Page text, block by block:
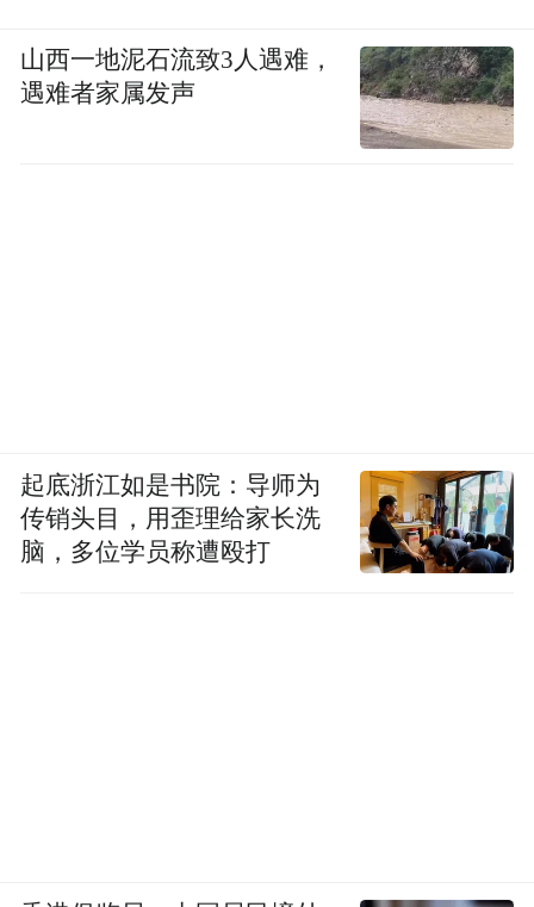
山西一地泥石流致3人遇难，
遇难者家属发声
起底浙江如是书院：导师为
传销头目，用歪理给家长洗
脑，多位学员称遭殴打